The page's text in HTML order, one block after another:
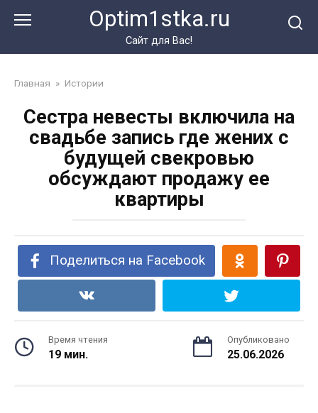
Optim1stka.ru
Сайт для Вас!
Главная » Истории
Сестра невесты включила на
свадьбе запись где жених с
будущей свекровью
обсуждают продажу ее
квартиры
Поделиться на Facebook
Время чтения
19 мин.
Опубликовано
25.06.2026